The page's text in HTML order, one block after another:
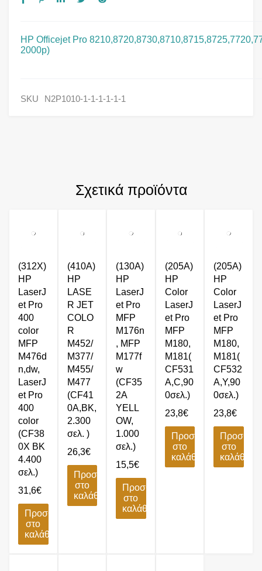
HP Officejet Pro
2000p)
SKU N2P1010-1-1-1-1-1-1
Σχετικά προϊόντα
(312X)
HP
LaserJ
et Pro
400
color
MFP
M476d
n,dw,
LaserJ
et Pro
400
color
(CF38
0X BK
4.400
σελ.)
31,6€
Προσθήκη
στο
καλάθι
(410A)
HP
LASE
R JET
COLO
R
M452/
M377/
M455/
M477
(CF41
0A,BK,
2.300
σελ. )
26,3€
Προσθήκη
στο
καλάθι
(130A)
HP
LaserJ
et Pro
MFP
M176n
, MFP
M177f
w
(CF35
2A
YELL
OW,
1.000
σελ.)
15,5€
Προσθήκη
στο
καλάθι
(205A)
HP
Color
LaserJ
et Pro
MFP
M180,
M181(
CF531
A,C,90
0σελ.)
23,8€
Προσθήκη
στο
καλάθι
(205A)
HP
Color
LaserJ
et Pro
MFP
M180,
M181(
CF532
A,Y,90
0σελ.)
23,8€
στο
καλάθι